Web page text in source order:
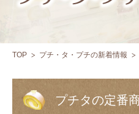
TOP プチ・タ・プチの新着情報
プチタの定番